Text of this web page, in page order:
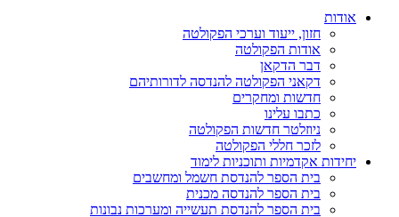
אודות
חזון, ייעוד וערכי הפקולטה
אודות הפקולטה
דבר הדקאן
דקאני הפקולטה להנדסה לדורותיהם
חדשות ומחקרים
כתבו עלינו
ניוזלטר חדשות הפקולטה
לזכר חללי הפקולטה
יחידות אקדמיות ותוכניות לימוד
בית הספר להנדסת חשמל ומחשבים
בית הספר להנדסה מכנית
בית הספר להנדסת תעשייה ומערכות נבונות